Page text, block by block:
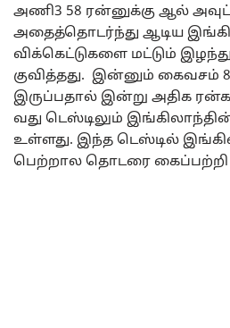
அணி3 58 ரன்னுக்கு ஆல்
அதைத்தொடர்ந்து ஆடிய
விக்கெட்டுகளை மட்டும்
குவித்தது. இன்னும் கைவசம்
இருப்பதால் இன்று அதிக
வது டெஸ்டிலும்
உள்ளது. இந்த டெஸ்டில்
பெற்றால தொடரை கைப்பற்றி